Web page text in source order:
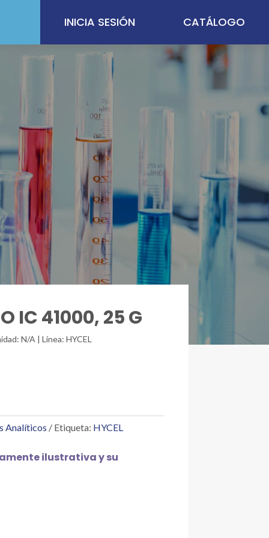
INICIA SESIÓN CATÁLOGO
IC 41000, 25 G
N/A | Línea: HYCEL
Analíticos Etiqueta: HYCEL
ilustrativa y su